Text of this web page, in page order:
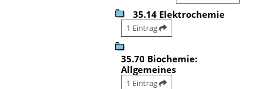
35.14 Elektrochemie
1 Eintrag
35.70 Biochemie:
Allgemeines
1 Eintrag